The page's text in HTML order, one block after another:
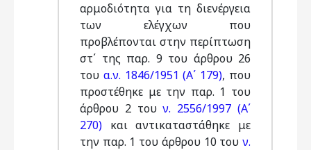
αρμοδιότητα για τη διενέργεια
των ελέγχων που
προβλέπονται στην περίπτωση
στ΄ της παρ. 9 του άρθρου 26
του α.ν. 1846/1951 (Α΄ 179), που
προστέθηκε με την παρ. 1 του
άρθρου 2 τουν. 2556/1997 (Α΄
270) και αντικαταστάθηκε με
την παρ. 1 του άρθρου 10 του ν.